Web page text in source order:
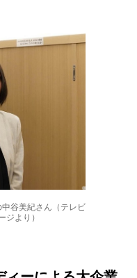
中谷美紀さん（テレビ
ジより）